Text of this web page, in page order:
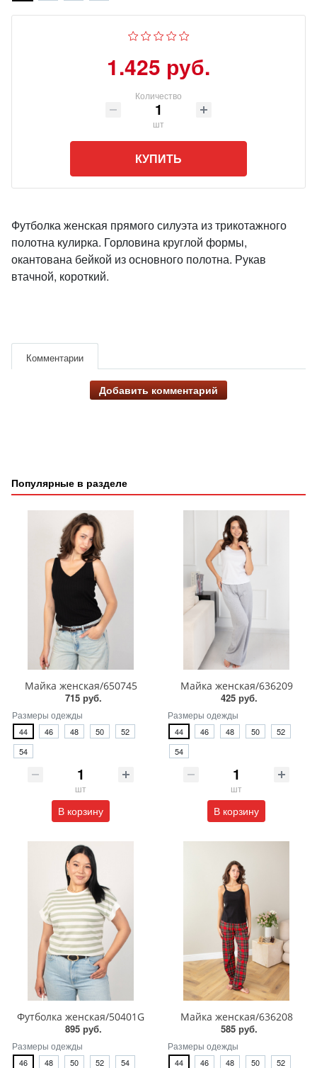
1.425 руб.
Количество
шт
КУПИТЬ
Футболка женская прямого силуэта из трикотажного
полотна кулирка. Горловина круглой формы,
окантована бейкой из основного полотна. Рукав
втачной, короткий.
Комментарии
Добавить комментарий
Популярные в разделе
Майка женская/650745
715 руб.
Размеры одежды
44 46 48 50
52
54
шт
В корзину
Майка женская/636209
425 руб.
Размеры одежды
44 46 48 50
52
54
шт
В корзину
Футболка женская/50401G
895 руб.
Размеры одежды
46 48 50 52 54
Майка женская/636208
585 руб.
Размеры одежды
44 46 48 50 52